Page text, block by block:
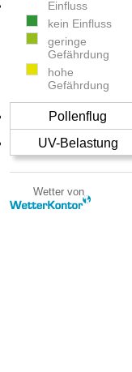
Einfluss
kein Einfluss
geringe
Gefährdung
hohe
Gefährdung
Pollenflug
UV-Belastung
Wetter von